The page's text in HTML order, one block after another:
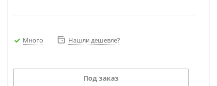
Много Нашли дешевле?
Под заказ